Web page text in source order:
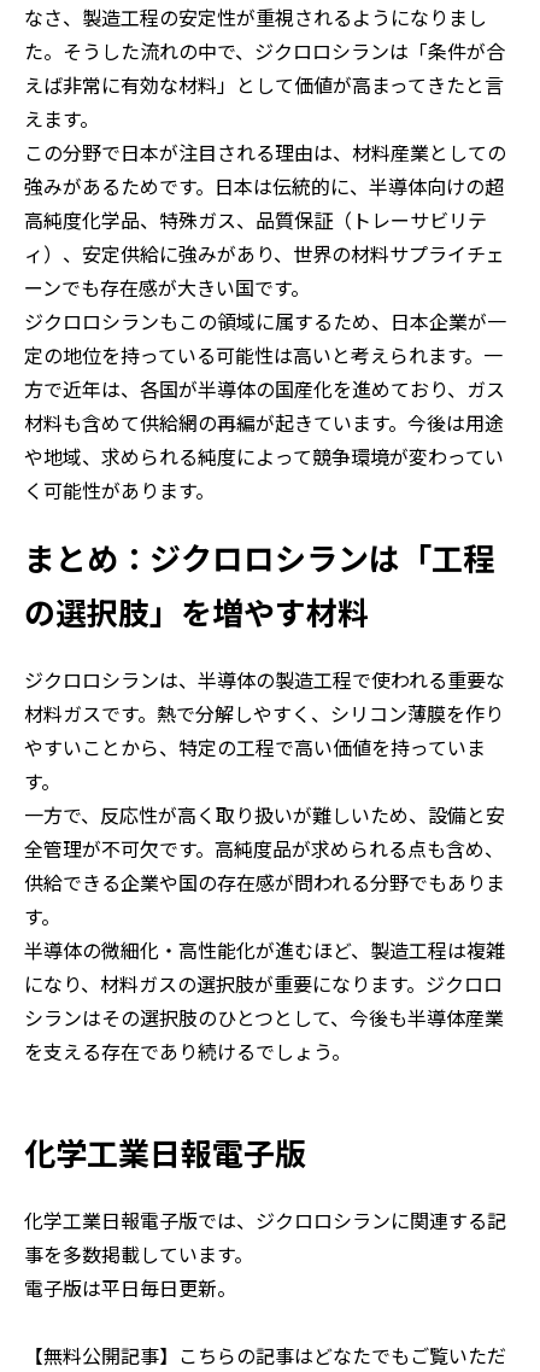
なさ、製造工程の安定性が重視されるようになりまし
た。そうした流れの中で、ジクロロシランは「条件が合
えば非常に有効な材料」として価値が高まってきたと言
えます。
この分野で日本が注目される理由は、材料産業としての
強みがあるためです。日本は伝統的に、半導体向けの超
高純度化学品、特殊ガス、品質保証（トレーサビリテ
ィ）、安定供給に強みがあり、世界の材料サプライチェ
ーンでも存在感が大きい国です。
ジクロロシランもこの領域に属するため、日本企業が一
定の地位を持っている可能性は高いと考えられます。一
方で近年は、各国が半導体の国産化を進めており、ガス
材料も含めて供給網の再編が起きています。今後は用途
や地域、求められる純度によって競争環境が変わってい
く可能性があります。
まとめ：ジクロロシランは「工程
の選択肢」を増やす材料
ジクロロシランは、半導体の製造工程で使われる重要な
材料ガスです。熱で分解しやすく、シリコン薄膜を作り
やすいことから、特定の工程で高い価値を持っていま
す。
一方で、反応性が高く取り扱いが難しいため、設備と安
全管理が不可欠です。高純度品が求められる点も含め、
供給できる企業や国の存在感が問われる分野でもありま
す。
半導体の微細化・高性能化が進むほど、製造工程は複雑
になり、材料ガスの選択肢が重要になります。ジクロロ
シランはその選択肢のひとつとして、今後も半導体産業
を支える存在であり続けるでしょう。
化学工業日報電子版
化学工業日報電子版では、ジクロロシランに関連する記
事を多数掲載しています。
電子版は平日毎日更新。
【無料公開記事】こちらの記事はどなたでもご覧いただ